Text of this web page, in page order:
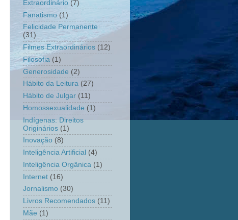
Extraordinário (7)
Fanatismo (1)
Felicidade Permanente
(31)
Filmes Extraordinários (12)
Filosofia (1)
Generosidade (2)
Hábito da Leitura (27)
Hábito de Julgar (11)
Homossexualidade (1)
Indígenas: Direitos
Originários (1)
Inovação (8)
Inteligência Artificial (4)
Inteligência Orgânica (1)
Internet (16)
Jornalismo (30)
Livros Recomendados (11)
Mãe (1)